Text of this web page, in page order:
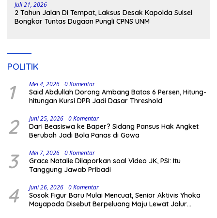
Juli 21, 2026
2 Tahun Jalan Di Tempat, Laksus Desak Kapolda Sulsel
Bongkar Tuntas Dugaan Pungli CPNS UNM
POLITIK
1 Mei 4, 2026 0 Komentar
Said Abdullah Dorong Ambang Batas 6 Persen, Hitung-
hitungan Kursi DPR Jadi Dasar Threshold
2 Juni 25, 2026 0 Komentar
Dari Beasiswa ke Baper? Sidang Pansus Hak Angket
Berubah Jadi Bola Panas di Gowa
3 Mei 7, 2026 0 Komentar
Grace Natalie Dilaporkan soal Video JK, PSI: Itu
Tanggung Jawab Pribadi
4 Juni 26, 2026 0 Komentar
Sosok Figur Baru Mulai Mencuat, Senior Aktivis Yhoka
Mayapada Disebut Berpeluang Maju Lewat Jalur